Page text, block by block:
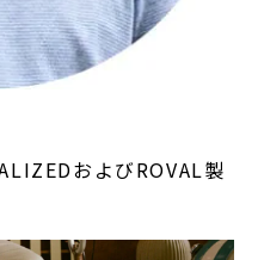
およびROVAL製